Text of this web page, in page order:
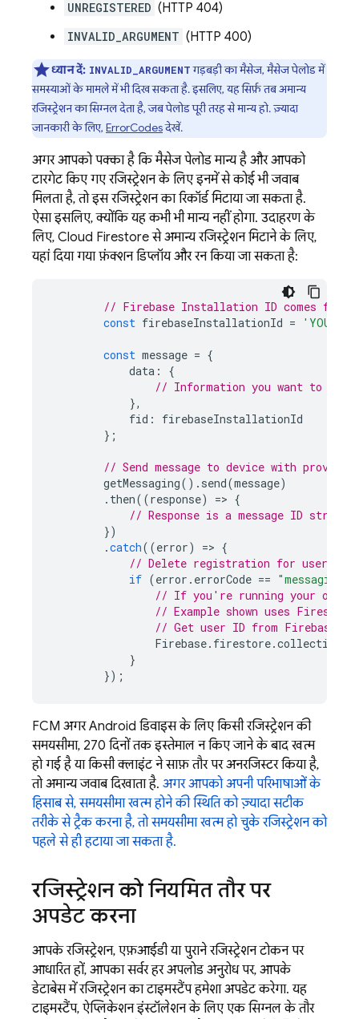
UNREGISTERED (HTTP 404)
INVALID_ARGUMENT (HTTP 400)
ध्यान दें: INVALID_ARGUMENTगड़बड़ी का मैसेज, मैसेज पेलोड में
समस्याओं के मामले में भी दिख सकता है. इसलिए, यह सिर्फ़ तब अमान्य
रजिस्ट्रेशन का सिग्नल देता है, जब पेलोड पूरी तरह से मान्य हो. ज़्यादा
जानकारी के लिए, ErrorCodesदेखें.
अगर आपको पक्का है कि मैसेज पेलोड मान्य है और आपको
टारगेट किए गए रजिस्ट्रेशन के लिए इनमें से कोई भी जवाब
मिलता है, तो इस रजिस्ट्रेशन का रिकॉर्ड मिटाया जा सकता है.
ऐसा इसलिए, क्योंकि यह कभी भी मान्य नहीं होगा. उदाहरण के
लिए, Cloud Firestoreसे अमान्य रजिस्ट्रेशन मिटाने के लिए,
यहां दिया गया फ़ंक्शन डिप्लॉय और रन किया जा सकता है:
// Firebase Installation ID comes from
const firebaseInstallationId =
const message = {
data :
{
// Information you want to
},
fid :
firebaseInstallationId
};
// Send message to device with
getMessaging(). send(message)
. then((response) => {
// Response is a message ID string.
})
.catch((error) => {
// Delete registration for user if error
if (error . errorCode ==
// If you're running your own
// Example shown uses Firestore
// Get user ID from Firebase
Firebase. firestore.collection
}
});
FCM अगर Android डिवाइस के लिए किसी रजिस्ट्रेशन की
समयसीमा, 270 दिनों तक इस्तेमाल न किए जाने के बाद खत्म
हो गई है या किसी क्लाइंट ने साफ़ तौर पर अनरजिस्टर किया है,
तो अमान्य जवाब दिखाता है. अगर आपको अपनी परिभाषाओं के
हिसाब से, समयसीमा खत्म होने की स्थिति को ज़्यादा सटीक
तरीके से ट्रैक करना है, तो समयसीमा खत्म हो चुके रजिस्ट्रेशन को
पहले से ही हटाया जा सकता है.
रजिस्ट्रेशन को नियमित तौर पर
अपडेट करना
आपके रजिस्ट्रेशन, एफ़आईडी या पुराने रजिस्ट्रेशन टोकन पर
आधारित हों, आपका सर्वर हर अपलोड अनुरोध पर, आपके
डेटाबेस में रजिस्ट्रेशन का टाइमस्टैंप हमेशा अपडेट करेगा. यह
टाइमस्टैंप, ऐप्लिकेशन इंस्टॉलेशन के लिए एक सिग्नल के तौर